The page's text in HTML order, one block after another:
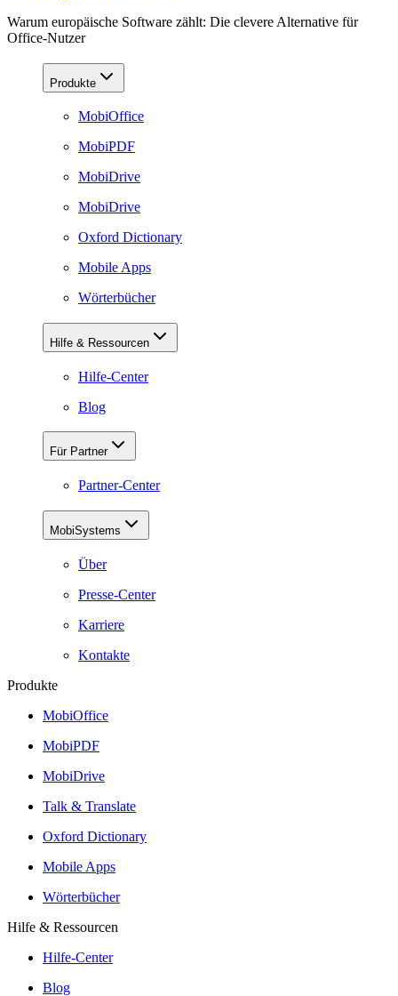
Warum europäische Software zählt: Die clevere Alternative für
Office-Nutzer
Produkte
MobiOffice
MobiPDF
MobiDrive
MobiDrive
Oxford Dictionary
Mobile Apps
Wörterbücher
Hilfe & Ressourcen
Hilfe-Center
Blog
Für Partner
Partner-Center
MobiSystems
Über
Presse-Center
Karriere
Kontakte
Produkte
MobiOffice
MobiPDF
MobiDrive
Talk & Translate
Oxford Dictionary
Mobile Apps
Wörterbücher
Hilfe & Ressourcen
Hilfe-Center
Blog